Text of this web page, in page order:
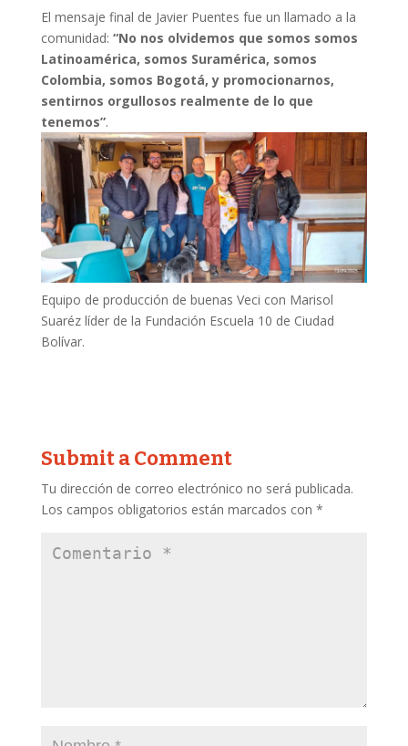
El mensaje final de Javier Puentes fue un llamado a la
comunidad: “No nos olvidemos que somos somos
Latinoamérica, somos Suramérica, somos
Colombia, somos Bogotá, y promocionarnos,
sentirnos orgullosos realmente de lo que
tenemos”.
Equipo de producción de buenas Veci con Marisol
Suaréz líder de la Fundación Escuela 10 de Ciudad
Bolívar.
Submit a Comment
Tu dirección de correo electrónico no será publicada.
Los campos obligatorios están marcados con *